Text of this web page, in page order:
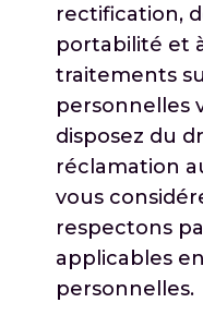
rectification,
portabilité et
traitements
personnelles
disposez du
réclamation
vous
respectons
applicables
personnelles.